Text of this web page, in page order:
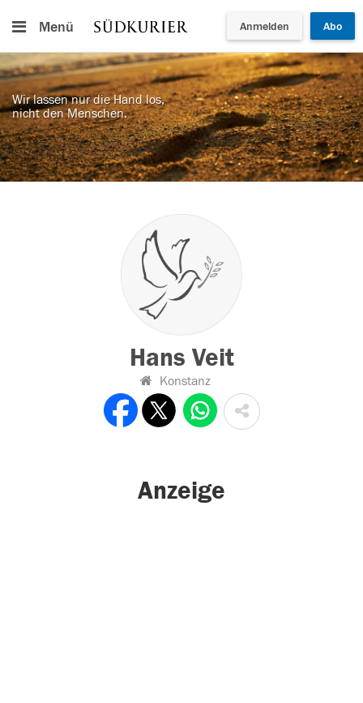
Menü Anmelden Abo
Wir lassen nur die Hand los,
nicht den Menschen.
Hans Veit
Konstanz
Anzeige